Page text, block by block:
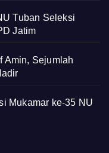
Tuban Seleksi
Jatim
Amin, Sejumlah
Mukamar ke-35 NU